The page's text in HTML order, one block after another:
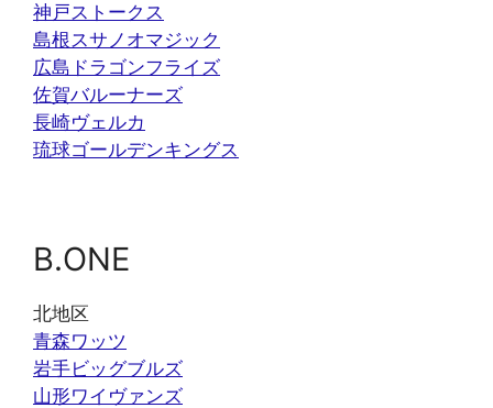
神戸ストークス
島根スサノオマジック
広島ドラゴンフライズ
佐賀バルーナーズ
長崎ヴェルカ
琉球ゴールデンキングス
B.ONE
北地区
青森ワッツ
岩手ビッグブルズ
山形ワイヴァンズ